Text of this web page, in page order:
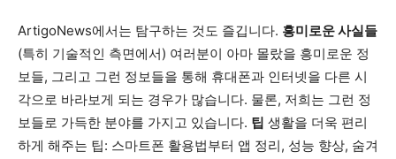
ArtigoNews에서는 탐구하는 것도 즐깁니다. 흥미로운 사실들
(특히 기술적인 측면에서) 여러분이 아마 몰랐을 흥미로운 정
보들, 그리고 그런 정보들을 통해 휴대폰과 인터넷을 다른 시
각으로 바라보게 되는 경우가 많습니다. 물론, 저희는 그런 정
보들로 가득한 분야를 가지고 있습니다. 팁 생활을 더욱 편리
하게 해주는 팁: 스마트폰 활용법부터 앱 정리, 성능 향상, 숨겨